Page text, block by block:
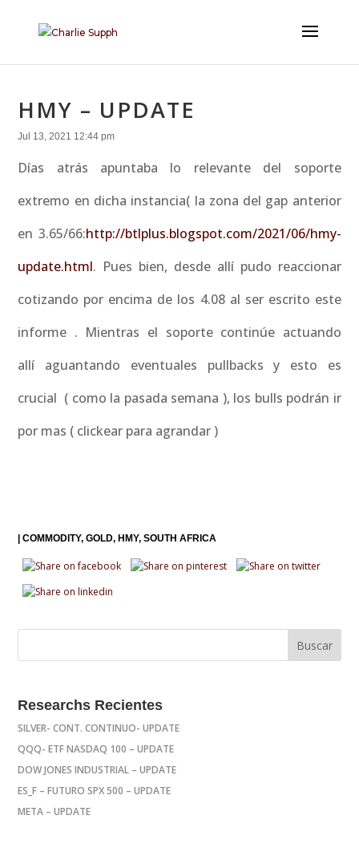
HMY – UPDATE
Jul 13, 2021 12:44 pm
Días atrás apuntaba lo relevante del soporte
extremo en dicha instancia( la zona del gap anterior
en 3.65/66:http://btlplus.blogspot.com/2021/06/hmy-
update.html. Pues bien, desde allí pudo reaccionar
cotizando por encima de los 4.08 al ser escrito este
informe . Mientras el soporte continúe actuando
allí aguantando eventuales pullbacks y esto es
crucial ( como la pasada semana ), los bulls podrán ir
por mas ( clickear para agrandar )
|COMMODITY GOLD HMY SOUTH AFRICA
Researchs Recientes
SILVER- CONT. CONTINUO- UPDATE
QQQ- ETF NASDAQ 100 – UPDATE
DOW JONES INDUSTRIAL – UPDATE
ES_F – FUTURO SPX 500 – UPDATE
META – UPDATE